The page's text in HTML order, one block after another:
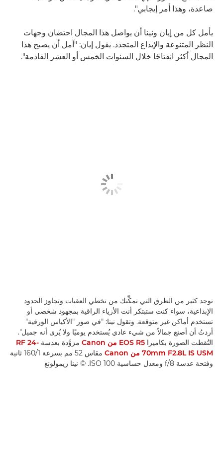
صاعدة، وهذا أمر إيجابي".
يأمل كل من إيان ونينا أن يواصل هذا المجال احتضان وجهات
النظر المتنوعة والإبداع المتجدد. يقول إيان: "آمل أن يصبح هذا
المجال أكثر انفتاحًا خلال السنوات الخمس أو العشر القادمة".
توجد كثير من الطرق التي تمكِّنك من تخطي العقبات وتجاوز الحدود
الإبداعية، سواء كنت ستبتكر أنت الأزياء الراقية بمجهود شخصي أو
تستخدم أماكن غير متوقعة. وتقول نينا: "في صور "الأكياس الورقية"
أردتُ أن أصنع جمالاً من شيء عادي يُستخدم يوميًا ولا يُرى أنه جميل".
التُقطت الصورة بكاميرا EOS R5 من Canon مزوَّدة بعدسة RF 24-
70mm F2.8L IS USM من Canon
مقاس 52 مم بسرعة 1‏/160 ثانية
وفتحة عدسة f/8 ومعدل حساسية ISO 100. © نينا زيمولونغ